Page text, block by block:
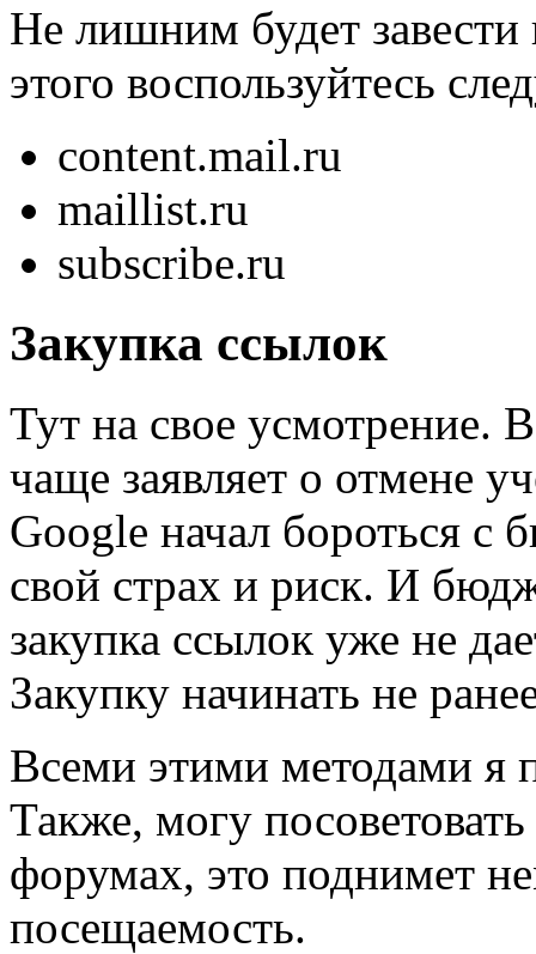
Не лишним будет
этого воспользуйтесь
content.mail.ru
maillist.ru
subscribe.ru
Закупка ссылок
Тут на свое усмотрение.
чаще заявляет о отмене
Google начал бороться с
свой страх и риск. И
закупка ссылок уже не
Закупку начинать не
Всеми этими методами я
Также, могу
форумах, это поднимет
посещаемость.